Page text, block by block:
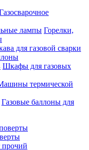
Горелки,
для газовой сварки
Шкафы для газовых
термической
Газовые баллоны для